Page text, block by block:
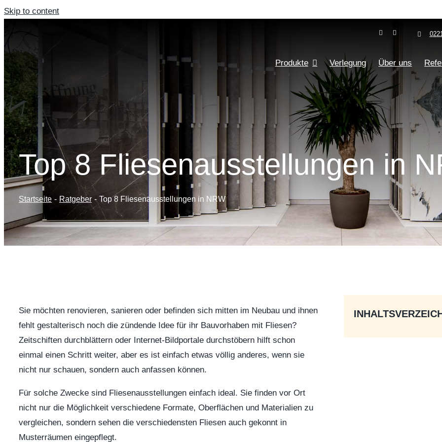
Skip to content
Produkte Verlegung Über uns
Top 8 Fliesen­aus­stellung­en in
Startseite Ratgeber Top 8 Fliesen­aus­stellung­en in NRW
Sie möchten renovieren, sanieren oder befinden sich mitten im Neubau und ihnen
fehlt gestalterisch noch die zündende Idee für ihr Bauvorhaben mit Fliesen?
Zeitschiften durchblättern oder Internet-Bildportale durchstöbern hilft schon
einmal einen Schritt weiter, aber es ist einfach etwas völlig anderes, wenn sie
nicht nur schauen, sondern auch anfassen können.
Für solche Zwecke sind Fliesenausstellungen einfach ideal. Sie finden vor Ort
nicht nur die Möglichkeit verschiedene Formate, Oberflächen und Materialien zu
vergleichen, sondern sehen die verschiedensten Fliesen auch gekonnt in
Musterräumen eingepflegt.